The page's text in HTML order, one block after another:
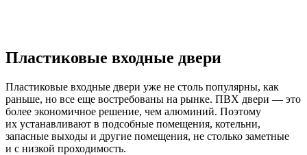
Пластиковые входные двери
Пластиковые входные двери уже не столь популярны, как
раньше, но все еще востребованы на рынке. ПВХ двери — это
более экономичное решение, чем алюминий. Поэтому
их устанавливают в подсобные помещения, котельни,
запасные выходы и другие помещения, не столько заметные
и с низкой проходимость.